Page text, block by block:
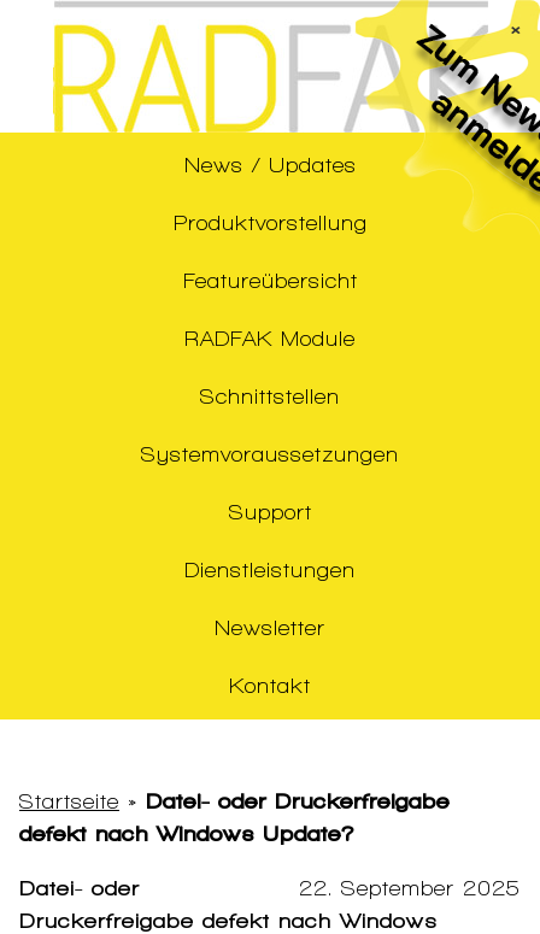
×
News / Updates
Produktvorstellung
Featureübersicht
RADFAK Module
Schnittstellen
Systemvoraussetzungen
Support
Dienstleistungen
Newsletter
Kontakt
Startseite » Datei- oder Druckerfreigabe
defekt nach Windows Update?
22. September 2025
Datei- oder
Druckerfreigabe defekt nach Windows